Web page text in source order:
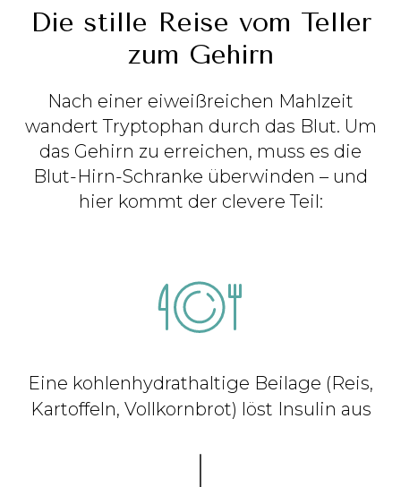
Die stille Reise vom Teller
zum Gehirn
Nach einer eiweißreichen Mahlzeit
wandert Tryptophan durch das Blut. Um
das Gehirn zu erreichen, muss es die
Blut-Hirn-Schranke überwinden – und
hier kommt der clevere Teil:
Eine kohlenhydrathaltige Beilage (Reis,
Kartoffeln, Vollkornbrot) löst Insulin aus